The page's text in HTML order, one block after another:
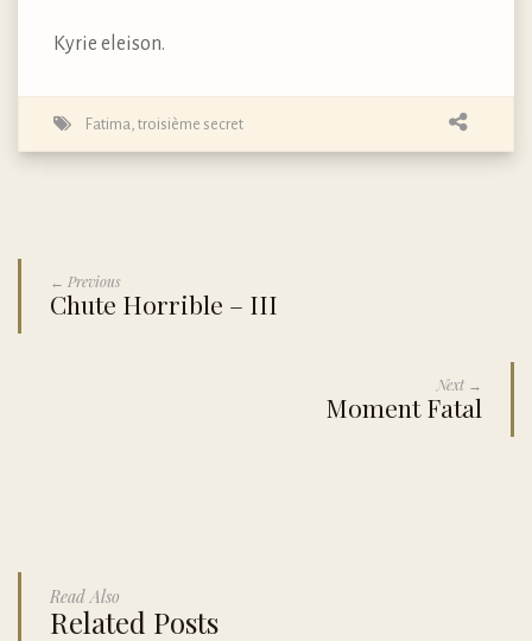
Kyrie eleison.
Fatima troisième secret
← Previous
Chute Horrible – III
Next →
Moment Fatal
Read Also
Related Posts